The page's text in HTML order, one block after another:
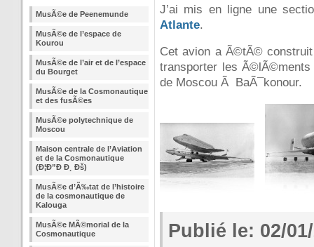
MusÃ©e de Peenemunde
MusÃ©e de l’espace de
Kourou
MusÃ©e de l’air et de l’espace
du Bourget
MusÃ©e de la Cosmonautique
et des fusÃ©es
MusÃ©e polytechnique de
Moscou
Maison centrale de l’Aviation
et de la Cosmonautique
(Ð¦Ð”Ð Ð¸ Ðš)
MusÃ©e d’Ã‰tat de l’histoire
de la cosmonautique de
Kalouga
MusÃ©e MÃ©morial de la
Cosmonautique
J’ai mis en ligne une
Atlante.
Cet avion a Ã©tÃ©
transporter les
de Moscou Ã BaÃ¯konour.
Publié le: 02/